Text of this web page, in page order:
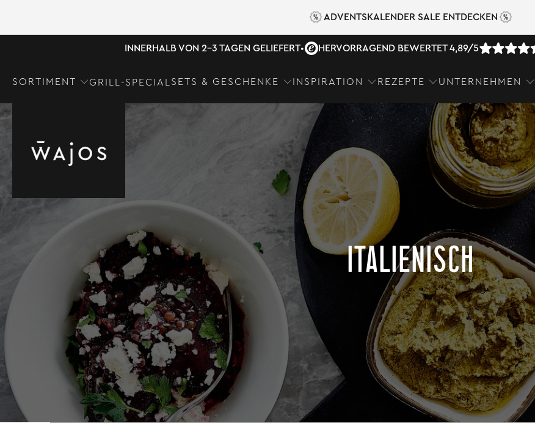
ADVENTSKALENDER SALE ENTDECKEN
INNERHALB VON 2-3 TAGEN GELIEFERT• HERVORRAGEND BEWERTET 4,89/5
SORTIMENT GRILL-SPECIAL SETS & GESCHENKE INSPIRATION REZEPTE UNTERNEHMEN
ITALIENISCH